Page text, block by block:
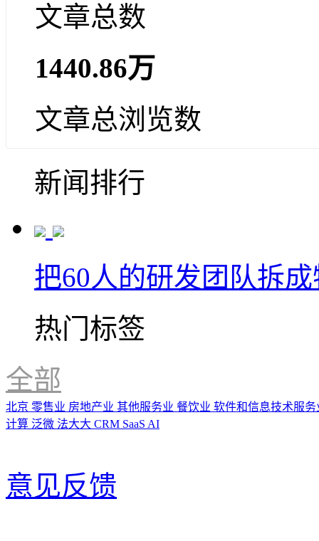
文章总数
1440.86万
文章总浏览数
新闻排行
把60人的研发团队拆
热门标签
全部
北京 零售业 房地产业 其他服务业 餐饮业 软件和信息技术服
计算 泛微 法大大 CRM SaaS AI
意见反馈